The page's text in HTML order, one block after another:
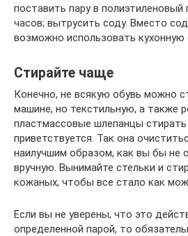
поставить пару в полиэтиленовый
часов; вытрусить соду. Вместо
возможно использовать кухонную
Стирайте чаще
Конечно, не всякую обувь можно
машине, но текстильную, а также
пластмассовые шлепанцы
приветствуется. Так она
наилучшим образом, как вы бы не
вручную. Вынимайте стельки и
кожаных, чтобы все стало как
Если вы не уверены, что это
определенной парой, то